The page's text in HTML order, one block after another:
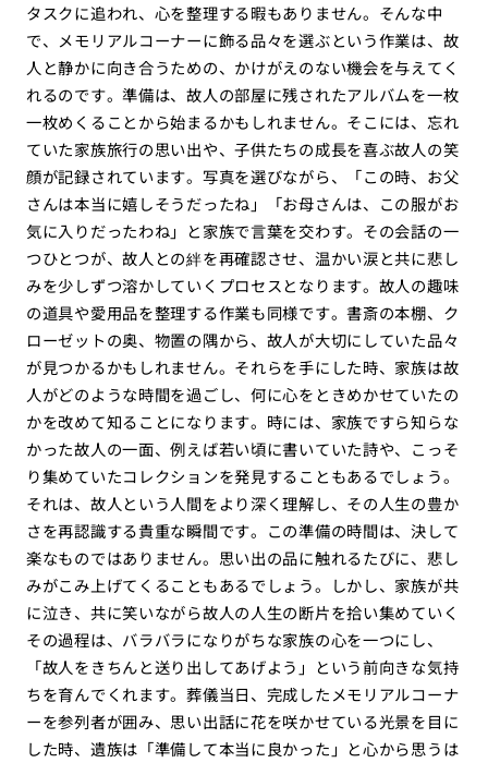
タスクに追われ、心を整理する暇もありません。そんな中
で、メモリアルコーナーに飾る品々を選ぶという作業は、故
人と静かに向き合うための、かけがえのない機会を与えてく
れるのです。準備は、故人の部屋に残されたアルバムを一枚
一枚めくることから始まるかもしれません。そこには、忘れ
ていた家族旅行の思い出や、子供たちの成長を喜ぶ故人の笑
顔が記録されています。写真を選びながら、「この時、お父
さんは本当に嬉しそうだったね」「お母さんは、この服がお
気に入りだったわね」と家族で言葉を交わす。その会話の一
つひとつが、故人との絆を再確認させ、温かい涙と共に悲し
みを少しずつ溶かしていくプロセスとなります。故人の趣味
の道具や愛用品を整理する作業も同様です。書斎の本棚、ク
ローゼットの奥、物置の隅から、故人が大切にしていた品々
が見つかるかもしれません。それらを手にした時、家族は故
人がどのような時間を過ごし、何に心をときめかせていたの
かを改めて知ることになります。時には、家族ですら知らな
かった故人の一面、例えば若い頃に書いていた詩や、こっそ
り集めていたコレクションを発見することもあるでしょう。
それは、故人という人間をより深く理解し、その人生の豊か
さを再認識する貴重な瞬間です。この準備の時間は、決して
楽なものではありません。思い出の品に触れるたびに、悲し
みがこみ上げてくることもあるでしょう。しかし、家族が共
に泣き、共に笑いながら故人の人生の断片を拾い集めていく
その過程は、バラバラになりがちな家族の心を一つにし、
「故人をきちんと送り出してあげよう」という前向きな気持
ちを育んでくれます。葬儀当日、完成したメモリアルコーナ
ーを参列者が囲み、思い出話に花を咲かせている光景を目に
した時、遺族は「準備して本当に良かった」と心から思うは